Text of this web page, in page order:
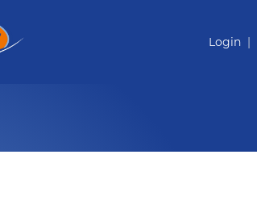
Login |